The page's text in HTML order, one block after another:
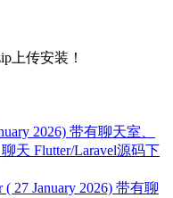
上传安装！
2026) 带有聊天室、
天 Flutter/Laravel源码下
( 27 January 2026) 带有聊